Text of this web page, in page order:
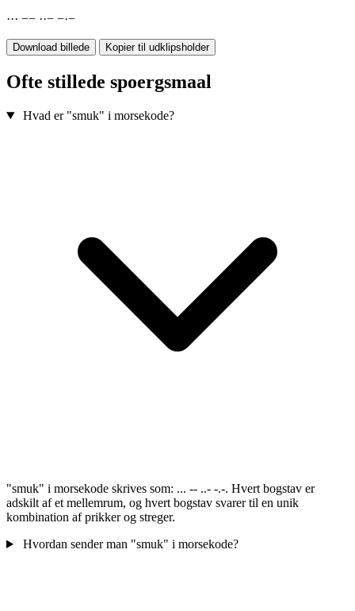
··· −− ··− −·−
Download billede Kopier til udklipsholder
Ofte stillede spoergsmaal
Hvad er "smuk" i morsekode?
"smuk" i morsekode skrives som: ... -- ..- -.-. Hvert bogstav er
adskilt af et mellemrum, og hvert bogstav svarer til en unik
kombination af prikker og streger.
Hvordan sender man "smuk" i morsekode?